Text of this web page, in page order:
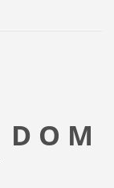
M